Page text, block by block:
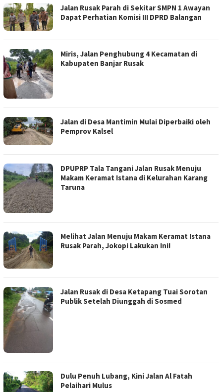
Jalan Rusak Parah di Sekitar SMPN 1 Awayan
Dapat Perhatian Komisi III DPRD Balangan
Miris, Jalan Penghubung 4 Kecamatan di
Kabupaten Banjar Rusak
Jalan di Desa Mantimin Mulai Diperbaiki oleh
Pemprov Kalsel
DPUPRP Tala Tangani Jalan Rusak Menuju
Makam Keramat Istana di Kelurahan Karang
Taruna
Melihat Jalan Menuju Makam Keramat Istana
Rusak Parah, Jokopi Lakukan Ini!
Jalan Rusak di Desa Ketapang Tuai Sorotan
Publik Setelah Diunggah di Sosmed
Dulu Penuh Lubang, Kini Jalan Al Fatah
Pelaihari Mulus